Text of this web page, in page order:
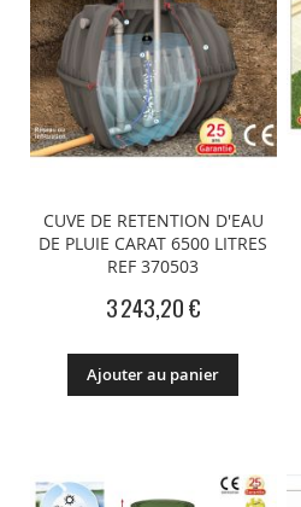
CUVE DE RETENTION D'EAU
DE PLUIE CARAT 6500 LITRES
REF 370503
3 243,20 €
Ajouter au panier